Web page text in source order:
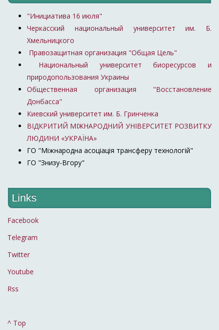
"Инициатива 16 июля"
Черкасский национальный университет им. Б.
Хмельницкого
Правозащитная организация "Общая Цель"
Национальный университет биоресурсов и
природопользования Украины
Общественная организация "Восстановление
Донбасса"
Киевский университет им. Б. Гринченка
ВІДКРИТИЙ МІЖНАРОДНИЙ УНІВЕРСИТЕТ РОЗВИТКУ
ЛЮДИНИ «УКРАЇНА»
ГО "Міжнародна асоціація трансферу технологій"
ГО "Знизу-Вгору"
Links
Facebook
Telegram
Twitter
Youtube
Rss
^ Top